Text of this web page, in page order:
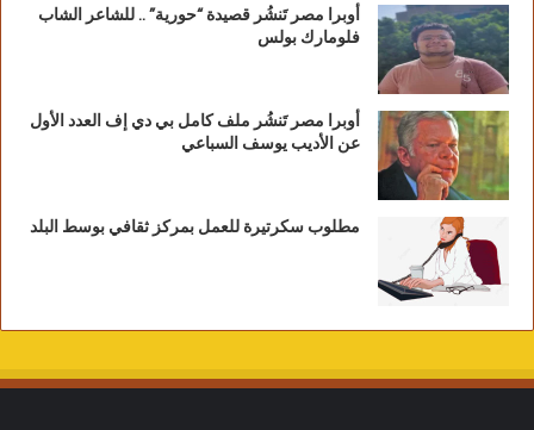
أوبرا مصر تَنشُر قصيدة “حورية” .. للشاعر الشاب
فلومارك بولس
أوبرا مصر تَنشُر ملف كامل بي دي إف العدد الأول
عن الأديب يوسف السباعي
مطلوب سكرتيرة للعمل بمركز ثقافي بوسط البلد